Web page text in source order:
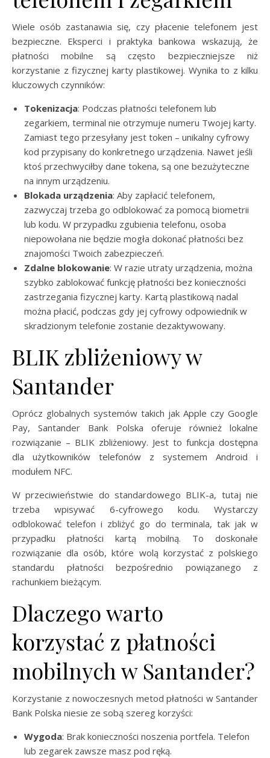
Wiele osób zastanawia się, czy płacenie telefonem jest
bezpieczne. Eksperci i praktyka bankowa wskazują, że
płatności mobilne są często bezpieczniejsze niż
korzystanie z fizycznej karty plastikowej. Wynika to z kilku
kluczowych czynników:
Tokenizacja: Podczas płatności telefonem lub
zegarkiem, terminal nie otrzymuje numeru Twojej karty.
Zamiast tego przesyłany jest token – unikalny cyfrowy
kod przypisany do konkretnego urządzenia. Nawet jeśli
ktoś przechwyciłby dane tokena, są one bezużyteczne
na innym urządzeniu.
Blokada urządzenia: Aby zapłacić telefonem,
zazwyczaj trzeba go odblokować za pomocą biometrii
lub kodu. W przypadku zgubienia telefonu, osoba
niepowołana nie będzie mogła dokonać płatności bez
znajomości Twoich zabezpieczeń.
Zdalne blokowanie: W razie utraty urządzenia, można
szybko zablokować funkcję płatności bez konieczności
zastrzegania fizycznej karty. Kartą plastikową nadal
można płacić, podczas gdy jej cyfrowy odpowiednik w
skradzionym telefonie zostanie dezaktywowany.
BLIK zbliżeniowy w
Santander
Oprócz globalnych systemów takich jak Apple czy Google
Pay, Santander Bank Polska oferuje również lokalne
rozwiązanie – BLIK zbliżeniowy. Jest to funkcja dostępna
dla użytkowników telefonów z systemem Android i
modułem NFC.
W przeciwieństwie do standardowego BLIK-a, tutaj nie
trzeba wpisywać 6-cyfrowego kodu. Wystarczy
odblokować telefon i zbliżyć go do terminala, tak jak w
przypadku płatności kartą mobilną. To doskonałe
rozwiązanie dla osób, które wolą korzystać z polskiego
standardu płatności bezpośrednio powiązanego z
rachunkiem bieżącym.
Dlaczego warto
korzystać z płatności
mobilnych w Santander?
Korzystanie z nowoczesnych metod płatności w Santander
Bank Polska niesie ze sobą szereg korzyści:
Wygoda: Brak konieczności noszenia portfela. Telefon
lub zegarek zawsze masz pod ręką.